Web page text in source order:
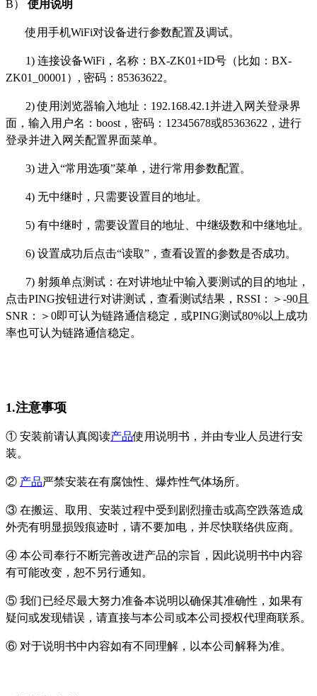
B） 使用说明
使用手机WiFi对设备进行参数配置及调试。
1) 连接设备WiFi，名称：BX-ZK01+ID号（比如 ： BX-
ZK01_00001 ） , 密码：85363622。
2)使用浏览器输入地址 ： 192.168.42.1并进入 网关登录界
面，输入 用户名： boost ，密码 ： 12345678或85363622，进行
登录并进入网关配置界面菜单。
3) 进入“常用选项”菜单 ，进行常用参数配置。
4) 无中继时，只需要设置目的地址。
5) 有中继时， 需要设置 目的地址、中继级数和中继地址。
6) 设置成功后点击“读取” ，查看设置的参数是否成功。
7) 射频单点测试 ：在对讲地址中输入要测试的目的地址 ，
点击PING按钮进行对讲测试 ，查看测试结果， RSSI：＞-90且
SNR：＞0即可认为链路通信稳定，或PING测试80%以上成功
率也可认为链路通信稳定。
1.注意事项
① 安装前请认真阅读产品使用说明书，并由专业人员进行安
装。
② 产品严禁安装在有腐蚀性、爆炸性气体场所。
③ 在搬运、取用、安装过程中受到剧烈撞击或高空跌落造成
外壳有明显损毁痕迹时，请不要加电，并尽快联络供应商。
④ 本公司奉行不断完善改进产品的宗旨，因此说明书中内容
有可能改变，恕不另行通知。
⑤ 我们已经尽最大努力准备本说明以确保其准确性，如果有
疑问或发现错误，请直接与本公司或本公司授权代理商联系。
⑥ 对于说明书中内容如有不同理解，以本公司解释为准。